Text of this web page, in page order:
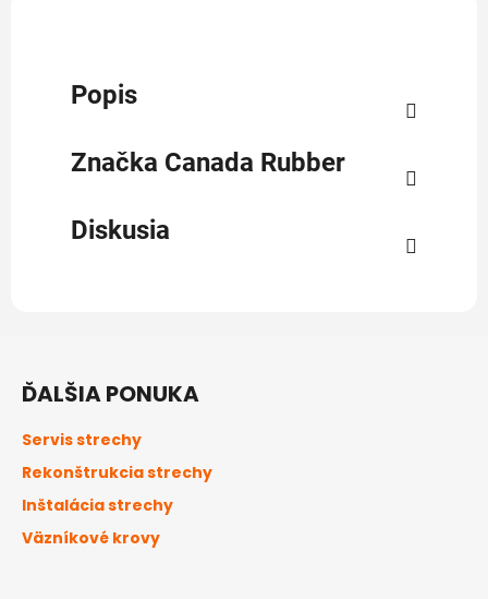
Popis
Značka Canada Rubber
Diskusia
ĎALŠIA PONUKA
Servis strechy
Rekonštrukcia strechy
Inštalácia strechy
Väzníkové krovy